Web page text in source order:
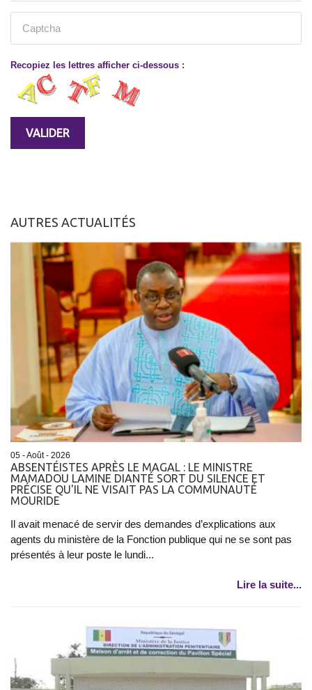
Recopiez les lettres afficher ci-dessous :
AUTRES ACTUALITÉS
05 - Août - 2026
ABSENTÉISTES APRÈS LE MAGAL : LE MINISTRE
MAMADOU LAMINE DIANTÉ SORT DU SILENCE ET
PRÉCISE QU'IL NE VISAIT PAS LA COMMUNAUTÉ
MOURIDE
Il avait menacé de servir des demandes d’explications aux
agents du ministère de la Fonction publique qui ne se sont pas
présentés à leur poste le lundi...
Lire la suite...